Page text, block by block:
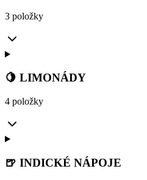
3 položky
🍋 LIMONÁDY
4 položky
🍺 INDICKÉ NÁPOJE